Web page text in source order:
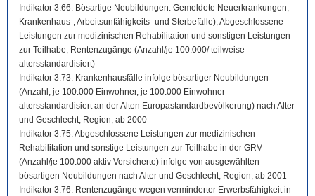
Indikator 3.66: Bösartige Neubildungen: Gemeldete Neuerkrankungen;
Krankenhaus-, Arbeitsunfähigkeits- und Sterbefälle); Abgeschlossene
Leistungen zur medizinischen Rehabilitation und sonstigen Leistungen
zur Teilhabe; Rentenzugänge (Anzahl/je 100.000/ teilweise
altersstandardisiert)
Indikator 3.73: Krankenhausfälle infolge bösartiger Neubildungen
(Anzahl, je 100.000 Einwohner, je 100.000 Einwohner
altersstandardisiert an der Alten Europastandardbevölkerung) nach Alter
und Geschlecht, Region, ab 2000
Indikator 3.75: Abgeschlossene Leistungen zur medizinischen
Rehabilitation und sonstige Leistungen zur Teilhabe in der GRV
(Anzahl/je 100.000 aktiv Versicherte) infolge von ausgewählten
bösartigen Neubildungen nach Alter und Geschlecht, Region, ab 2001
Indikator 3.76: Rentenzugänge wegen verminderter Erwerbsfähigkeit in